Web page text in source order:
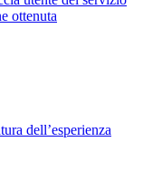
ottenuta
dell’esperienza